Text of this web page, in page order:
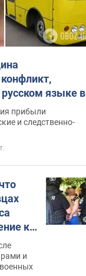
русском языке в
составила
протокол.
прибыли
и следственно-
к
и
и